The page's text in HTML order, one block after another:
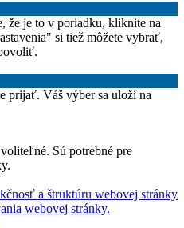
že je to v poriadku, kliknite na
si tiež môžete vybrať,
prijať. Váš výber sa uloží na
Sú potrebné pre
a štruktúru webovej stránky
webovej stránky.